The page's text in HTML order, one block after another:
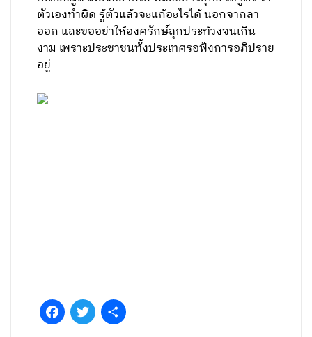
ตัวเองทำผิด รู้ตัวแล้วจะแก้อะไรได้ นอกจากลา
ออก และขออย่าให้องครักษ์ลุกประท้วงจนเกิน
งาม เพราะประชาชนทั้งประเทศรอฟังการอภิปราย
อยู่
FacebookTwitter